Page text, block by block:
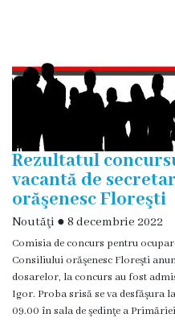
Dispoziţiile
primarului
Rapoartele
primarului
Proiecte
investiționale
Proiecte
în
Rezultatul
vacantă de
orăşenesc Floreşti
Noutăţi ● 8 decembrie 2022
Comisia de concurs pentru
Consiliului orăşenesc Floreşti
dosarelor, la concurs au fost
Igor. Proba srisă se va desfăşura
09.00 în sala de şedinţe a